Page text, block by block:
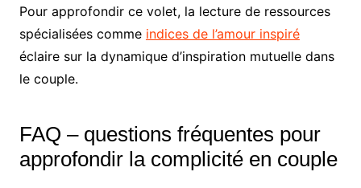
Pour approfondir ce volet, la lecture de ressources
spécialisées comme indices de l’amour inspiré
éclaire sur la dynamique d’inspiration mutuelle dans
le couple.
FAQ – questions fréquentes pour
approfondir la complicité en couple